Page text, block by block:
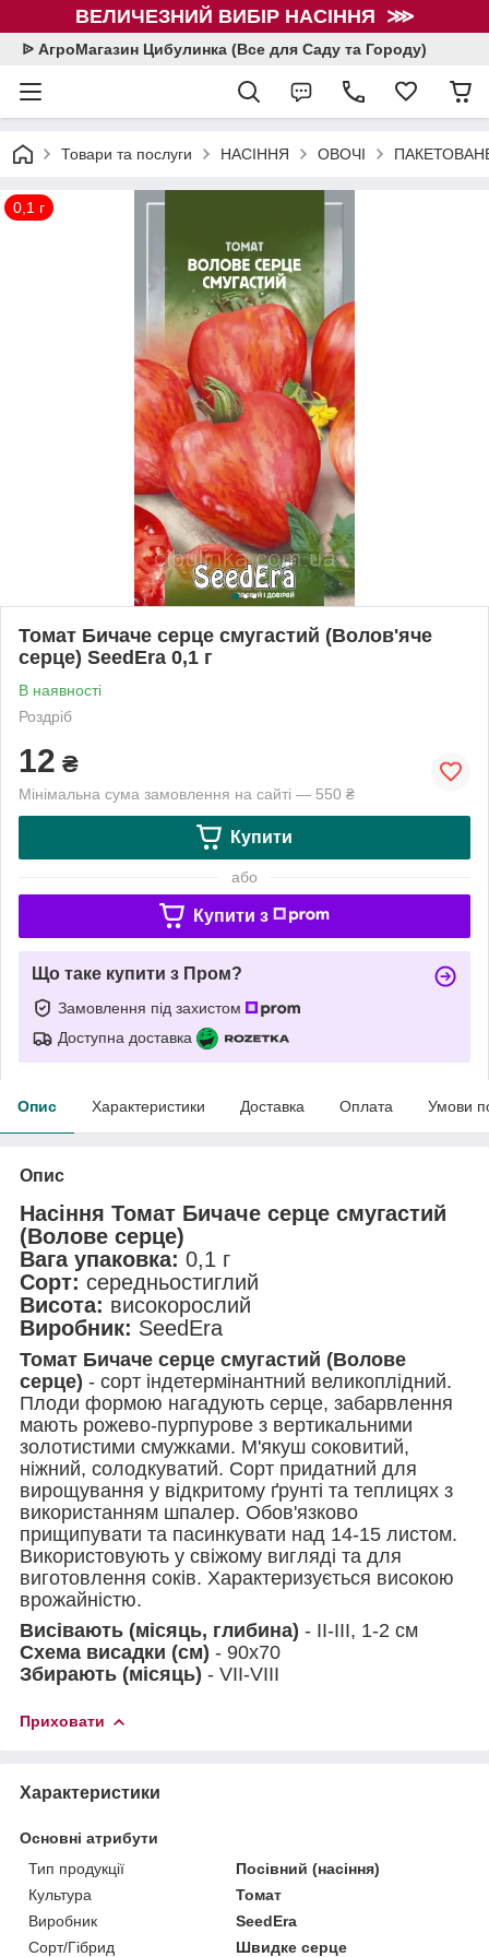
ВЕЛИЧЕЗНИЙ ВИБІР НАСІННЯ ⋙
ᐉ АгроМагазин Цибулинка (Все для Саду та Городу)
Товари та послуги НАСІННЯ ОВОЧІ
0,1 г
Томат Бичаче серце смугастий (Волов'яче
серце) SeedEra 0,1 г
В наявності
Роздріб
12 ₴
Мінімальна сума замовлення на сайті — 550 ₴
Купити
або
Купити з
Що таке купити з Пром?
Замовлення під захистом
Доступна доставка
Опис Характеристики Доставка Оплата Умови
Опис
Насіння Томат Бичаче серце смугастий
(Волове серце)
Вага упаковка: 0,1 г
Сорт: середньостиглий
Висота: високорослий
Виробник: SeedEra
Томат Бичаче серце смугастий (Волове
серце) - сорт індетермінантний великоплідний.
Плоди формою нагадують серце, забарвлення
мають рожево-пурпурове з вертикальними
золотистими смужками. М'якуш соковитий,
ніжний, солодкуватий. Сорт придатний для
вирощування у відкритому ґрунті та теплицях з
використанням шпалер. Обов'язково
прищипувати та пасинкувати над 14-15 листом.
Використовують у свіжому вигляді та для
виготовлення соків. Характеризується високою
врожайністю.
Висівають (місяць, глибина) - II-III, 1-2 cм
Схема висадки (см) - 90х70
Збирають (місяць) - VII-VIII
Приховати
Характеристики
Основні атрибути
Тип продукції
Посівний (насіння)
Культура
Томат
Виробник
SeedEra
Сорт/Гібрид
Швидке серце